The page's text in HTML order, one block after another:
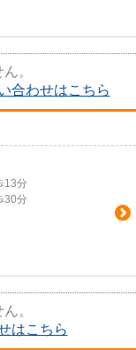
。
合わせはこちら
13分
30分
。
はこちら